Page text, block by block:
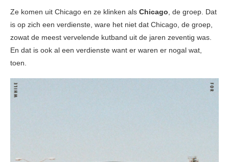
Ze komen uit Chicago en ze klinken als Chicago, de groep. Dat
is op zich een verdienste, ware het niet dat Chicago, de groep,
zowat de meest vervelende kutband uit de jaren zeventig was.
En dat is ook al een verdienste want er waren er nogal wat,
toen.